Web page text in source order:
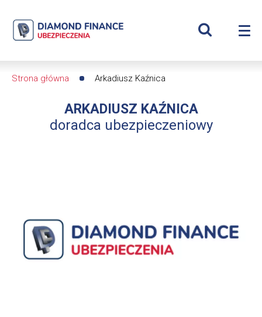
Arkadiusz
Diamond
Finance
Wyświetl
nawigacyjna
Strona główna Arkadiusz Kaźnica
ARKADIUSZ KAŹNICA
doradca ubezpieczeniowy